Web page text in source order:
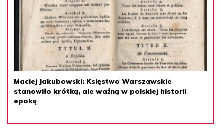
Maciej Jakubowski: Księstwo Warszawskie
stanowiło krótką, ale ważną w polskiej historii
epokę